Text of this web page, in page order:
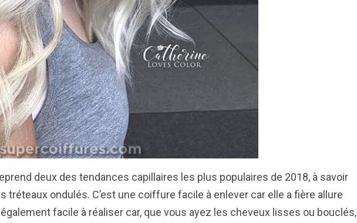
deux des tendances capillaires les plus populaires de 2018, à savoir
tréteaux ondulés. C’est une coiffure facile à enlever car elle a fière allure
facile à réaliser car, que vous ayez les cheveux lisses ou bouclés,